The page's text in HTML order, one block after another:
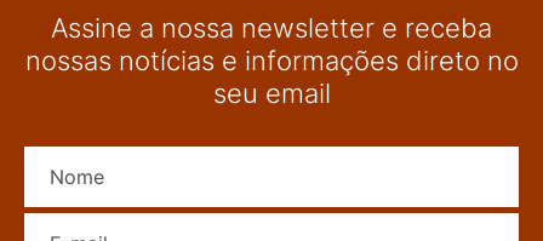
Assine a nossa newsletter e receba
nossas notícias e informações direto no
seu email